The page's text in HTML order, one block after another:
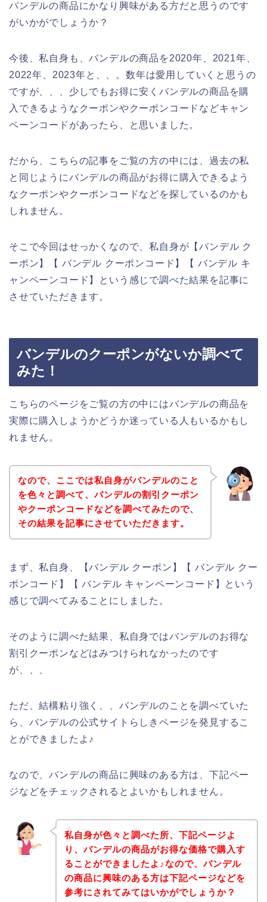
バンデルの商品にかなり興味がある方だと思うのです
がいかがでしょうか？
今後、私自身も、バンデルの商品を2020年、2021年、
2022年、2023年と、、。数年は愛用していくと思うの
ですが、、、少しでもお得に安くバンデルの商品を購
入できるようなクーポンやクーポンコードなどキャン
ペーンコードがあったら、と思いました。
だから、こちらの記事をご覧の方の中には、過去の私
と同じようにバンデルの商品がお得に購入できるよう
なクーポンやクーポンコードなどを探しているのかも
しれません。
そこで今回はせっかくなので、私自身が【バンデル ク
ーポン】【 バンデル クーポンコード】【 バンデル キ
ャンペーンコード】という感じで調べた結果を記事に
させていただきます。
バンデルのクーポンがないか調べて
みた！
こちらのページをご覧の方の中にはバンデルの商品を
実際に購入しようかどうか迷っている人もいるかもし
れません。
なので、ここでは私自身がバンデルのこと
を色々と調べて、バンデルの割引クーポン
やクーポンコードなどを調べてみたので、
その結果を記事にさせていただきます。
まず、私自身、【バンデル クーポン】【 バンデル クー
ポンコード】【 バンデル キャンペーンコード】という
感じで調べてみることにしました。
そのように調べた結果、私自身ではバンデルのお得な
割引クーポンなどはみつけられなかったのです
が、、、
ただ、結構粘り強く、、バンデルのことを調べていた
ら、バンデルの公式サイトらしきページを発見するこ
とができましたよ♪
なので、バンデルの商品に興味のある方は、下記ペー
ジなどをチェックされるとよいかもしれません。
私自身が色々と調べた所、下記ページよ
り、バンデルの商品がお得な価格で購入す
ることができましたよ♪なので、バンデル
の商品に興味のある方は下記ページなどを
参考にされてみてはいかがでしょうか？